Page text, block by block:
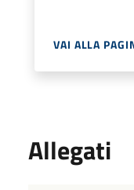
VAI ALLA
Allegati